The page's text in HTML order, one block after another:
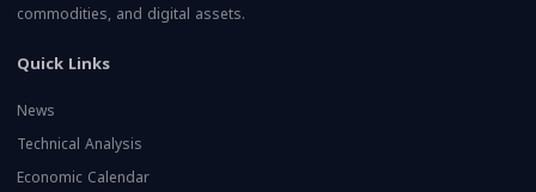
commodities, and digital assets.
Quick Links
News
Technical Analysis
Economic Calendar